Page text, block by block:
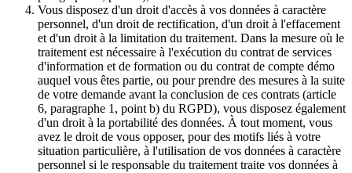
Vous disposez d'un droit d'accès à vos données à caractère
personnel, d'un droit de rectification, d'un droit à l'effacement
et d'un droit à la limitation du traitement. Dans la mesure où le
traitement est nécessaire à l'exécution du contrat de services
d'information et de formation ou du contrat de compte démo
auquel vous êtes partie, ou pour prendre des mesures à la suite
de votre demande avant la conclusion de ces contrats (article
6, paragraphe 1, point b) du RGPD), vous disposez également
d'un droit à la portabilité des données. À tout moment, vous
avez le droit de vous opposer, pour des motifs liés à votre
situation particulière, à l'utilisation de vos données à caractère
personnel si le responsable du traitement traite vos données à